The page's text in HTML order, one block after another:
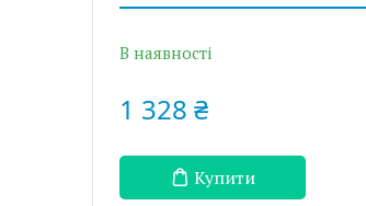
В наявності
1 328 ₴
Купити